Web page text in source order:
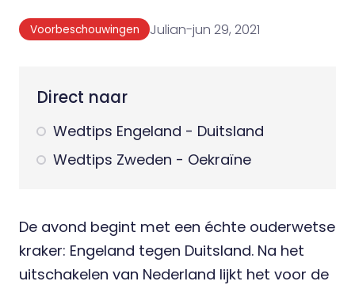
Voorbeschouwingen Julian-jun 29, 2021
Direct naar
Wedtips Engeland - Duitsland
Wedtips Zweden - Oekraïne
De avond begint met een échte ouderwetse
kraker: Engeland tegen Duitsland. Na het
uitschakelen van Nederland lijkt het voor de